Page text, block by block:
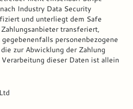
Industry Data Security
und unterliegt dem Safe
transferiert,
personenbezogene
zur Abwicklung der Zahlung
dieser Daten ist allein